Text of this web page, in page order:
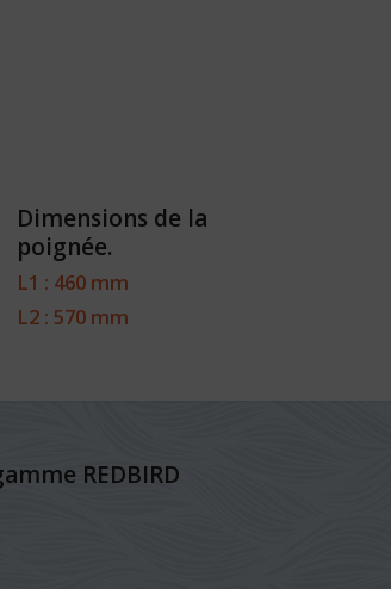
Dimensions de la
poignée.
L1 : 460 mm
L2 : 570 mm
REDBIRD